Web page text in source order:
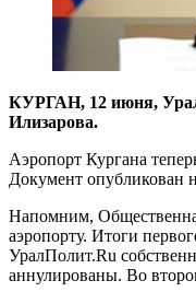
КУРГАН, 12 июня,
Илизарова.
Аэропорт Кургана
Документ опубликован
Напомним,
аэропорту. Итоги
УралПолит.Ru
аннулированы. Во